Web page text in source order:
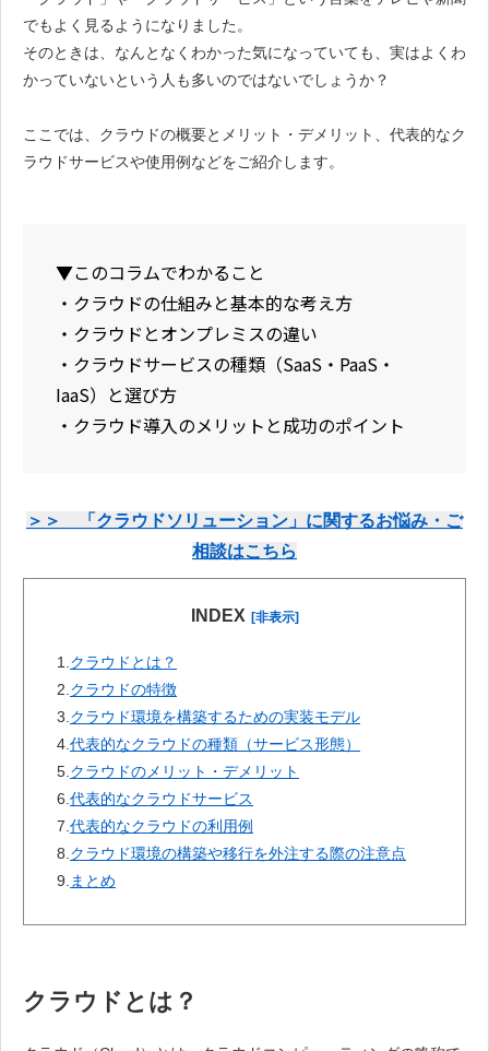
でもよく見るようになりました。
そのときは、なんとなくわかった気になっていても、実はよくわ
かっていないという人も多いのではないでしょうか？
ここでは、クラウドの概要とメリット・デメリット、代表的なク
ラウドサービスや使用例などをご紹介します。
▼このコラムでわかること
・クラウドの仕組みと基本的な考え方
・クラウドとオンプレミスの違い
・クラウドサービスの種類（SaaS・PaaS・
IaaS）と選び方
・クラウド導入のメリットと成功のポイント
＞＞ 「クラウドソリューション」に関するお悩み・ご
相談はこちら
INDEX [非表示]
1.クラウドとは？
2.クラウドの特徴
3.クラウド環境を構築するための実装モデル
4.代表的なクラウドの種類（サービス形態）
5.クラウドのメリット・デメリット
6.代表的なクラウドサービス
7.代表的なクラウドの利用例
8.クラウド環境の構築や移行を外注する際の注意点
9.まとめ
クラウドとは？